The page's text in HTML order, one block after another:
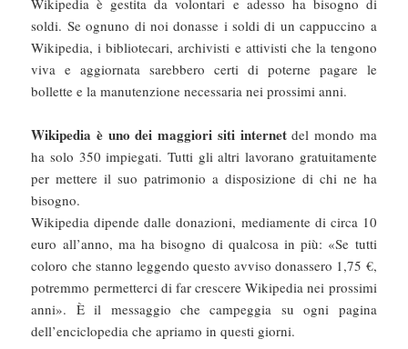
Wikipedia è gestita da volontari e adesso ha bisogno di
soldi. Se ognuno di noi donasse i soldi di un cappuccino a
Wikipedia, i bibliotecari, archivisti e attivisti che la tengono
viva e aggiornata sarebbero certi di poterne pagare le
bollette e la manutenzione necessaria nei prossimi anni.
Wikipedia è uno dei maggiori siti internetdel mondo ma
ha solo 350 impiegati. Tutti gli altri lavorano gratuitamente
per mettere il suo patrimonio a disposizione di chi ne ha
bisogno.
Wikipedia dipende dalle donazioni, mediamente di circa 10
euro all’anno, ma ha bisogno di qualcosa in più: «Se tutti
coloro che stanno leggendo questo avviso donassero 1,75 €,
potremmo permetterci di far crescere Wikipedia nei prossimi
anni». È il messaggio che campeggia su ogni pagina
dell’enciclopedia che apriamo in questi giorni.